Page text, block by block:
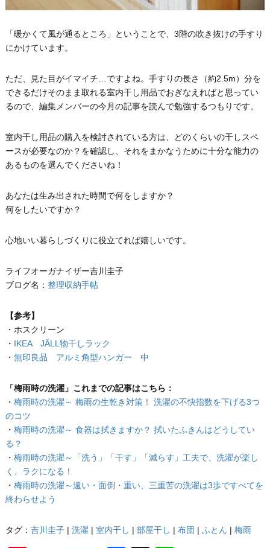
「暖かくて風が通るところ」ということで、3階の吹き抜けの手すり
にかけています。
ただ、見た目がイマイチ…ですよね。手すりの長さ（約2.5m）分を
できるだけそのまま取れる室内干し用品でおぎなえればと思ってい
るので、編集メンバーの今月の記事を読んで勉強するつもりです。
室内干し用品の購入を検討されている方は、どのくらいの干しスペ
ースが必要なのか？を確認し、それをまかなうために十分な能力の
あるものを選んでくださいね！
あなたは生み出された時間で何をしますか？
何をしたいですか？
心地いい暮らしづくりに役立てれば嬉しいです。
ライフオーガナイザー吉川圭子
ブログ名： 整理収納手帖
【参考】
・ホスクリーン
・ IKEA JÄLL物干しラック
・ 無印良品 アルミ角型ハンガー 中
「梅雨時の洗濯」これまでの記事はこちら：
・ 梅雨時の洗濯～ 梅雨の生乾き対策！ 洗濯の不快指数を下げる3つ
のコツ
・ 梅雨時の洗濯～ 食器は拭きますか？ 拭いたふきんはどうしてい
る？
・ 梅雨時の洗濯～「洗う」「干す」「減らす」工夫で、洗濯が楽し
く、ラクになる！
・ 梅雨時の洗濯～遠い・面倒・重い、三重苦の洗濯は3歩ですべてを
終わらせよう
タグ： 吉川圭子| 洗濯 | 室内干し | 部屋干し | 布団 | ふとん | 梅雨